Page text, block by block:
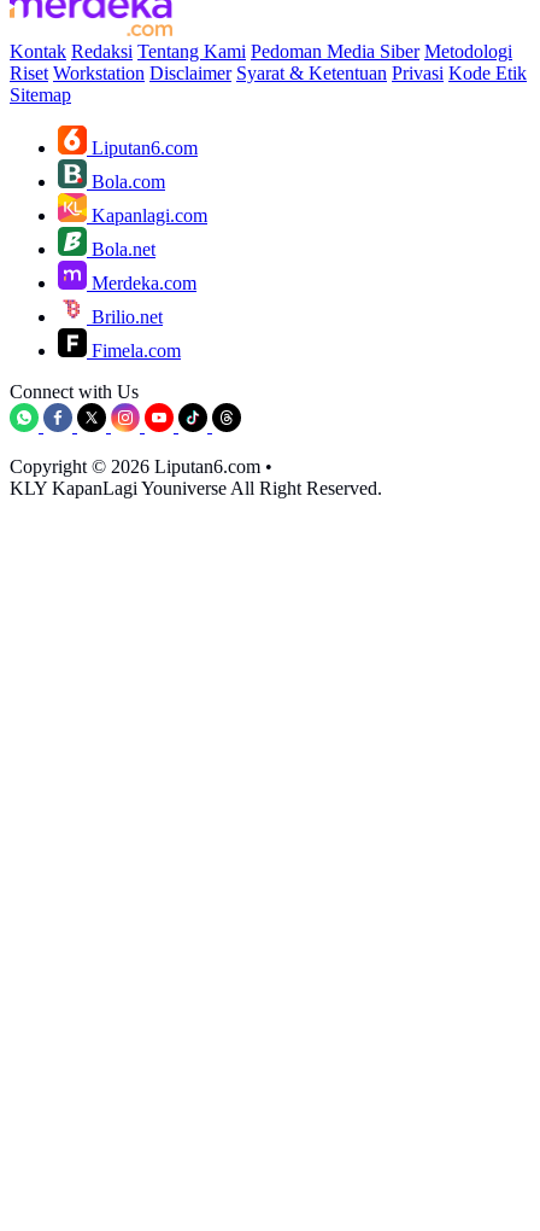
Kontak Redaksi Tentang Kami Pedoman Media Siber Metodologi
Riset Workstation Disclaimer Syarat & Ketentuan Privasi Kode Etik
Sitemap
Liputan6.com
Bola.com
Kapanlagi.com
Bola.net
Merdeka.com
Brilio.net
Fimela.com
Connect with Us
Copyright © 2026 Liputan6.com •
KLY KapanLagi Youniverse All Right Reserved.